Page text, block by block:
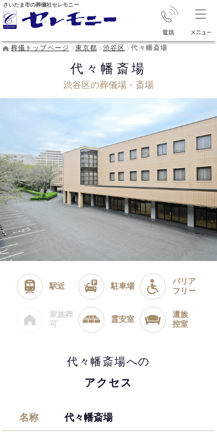
さいたま市の葬儀社セレモニー
葬儀トップページ 東京都 渋谷区 代々幡斎場
代々幡斎場
渋谷区の葬儀場・斎場
駅近 駐車場
バリア
フリー
家族葬
可
霊安室
遺族
控室
代々幡斎場への
アクセス
名称 代々幡斎場